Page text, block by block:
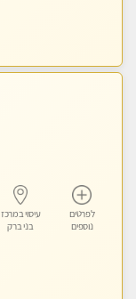
לפרטים
נוספים
עיסוי במרכז
בני ברק